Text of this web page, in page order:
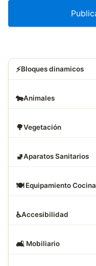
⚡Bloques dinamicos
🐄Animales
🌳Vegetación
🚽Aparatos Sanitarios
🍽️ Equipamiento Cocina
♿Accesibilidad
🛋 ️ Mobiliario